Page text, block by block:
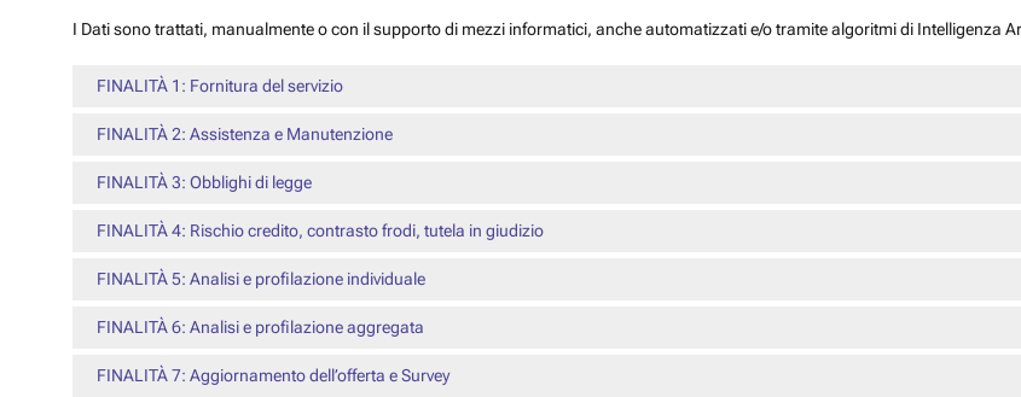
I Dati sono trattati, manualmente o con il supporto di mezzi informatici, anche automatizzati e/o tramite algoritmi di Intelligenza
FINALITÀ 1: Fornitura del servizio
FINALITÀ 2: Assistenza e Manutenzione
FINALITÀ 3: Obblighi di legge
FINALITÀ 4: Rischio credito, contrasto frodi, tutela in giudizio
FINALITÀ 5: Analisi e profilazione individuale
FINALITÀ 6: Analisi e profilazione aggregata
FINALITÀ 7: Aggiornamento dell’offerta e Survey